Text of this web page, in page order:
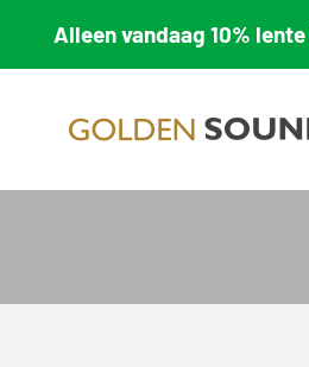
10% lente korting met
Golden Sound